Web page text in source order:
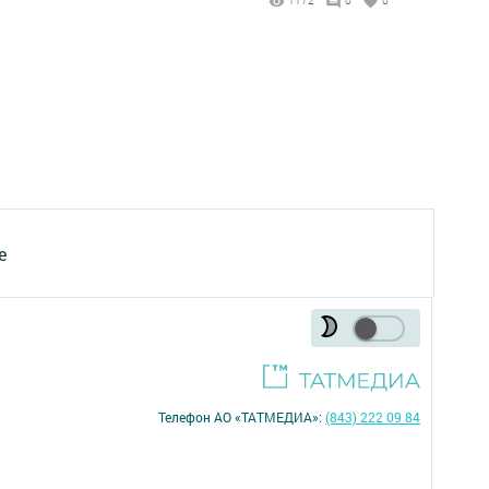
Телефон АО «ТАТМЕДИА»:(843) 222 09 84